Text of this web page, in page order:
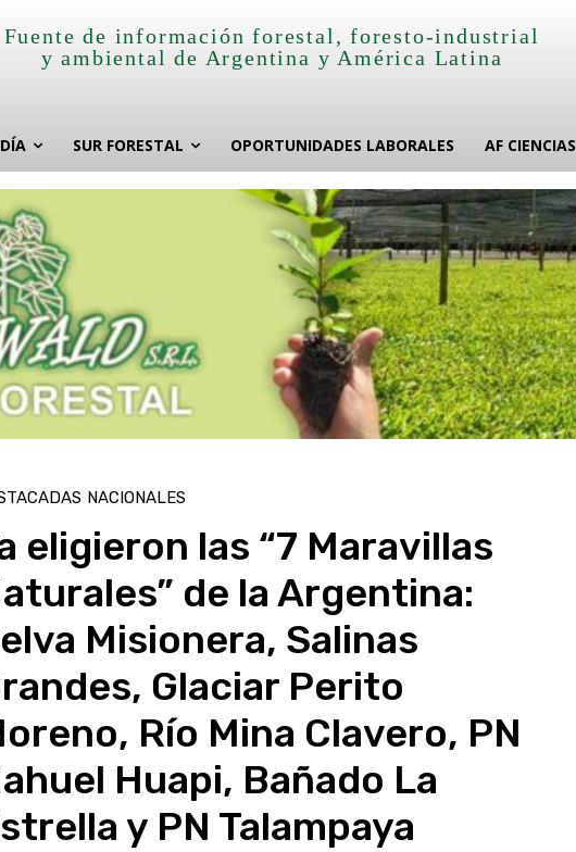
Fuente de información forestal, foresto-industrial
y ambiental de Argentina y América Latina
SUR FORESTAL OPORTUNIDADES LABORALES AF CIENCIAS
NACIONALES
eligieron las “7 Maravillas
de la Argentina:
Misionera, Salinas
Glaciar Perito
Río Mina Clavero, PN
Huapi, Bañado La
y PN Talampaya